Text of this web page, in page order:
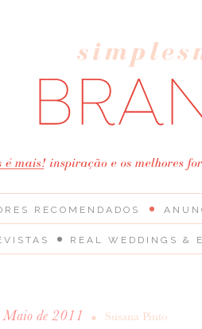
REAL WEDDINGS &
RECOMENDADOS
Maio de 2011 • Susana Pinto